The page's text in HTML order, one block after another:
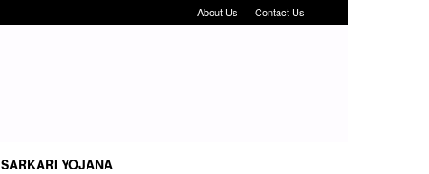
About Us Contact Us
SARKARI YOJANA